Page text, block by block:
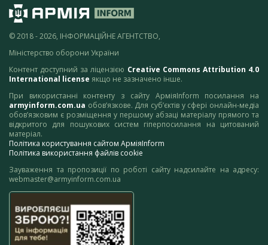
© 2018 - 2026, ІНФОРМАЦІЙНЕ АГЕНТСТВО,
Міністерство оборони України
Контент доступний за ліцензією Creative Commons Attribution 4.0
International license якщо не зазначено інше.
При використанні контенту з сайту АрміяInform посилання на
armyinform.com.ua обов’язкове. Для суб’єктів у сфері онлайн-медіа
обов’язковим є розміщення у першому абзаці матеріалу прямого та
відкритого для пошукових систем гіперпосилання на цитований
матеріал.
Політика користування сайтом АрміяInform
Політика використання файлів cookie
Зауваження та пропозиції по роботі сайту надсилайте на адресу:
webmaster@armyinform.com.ua